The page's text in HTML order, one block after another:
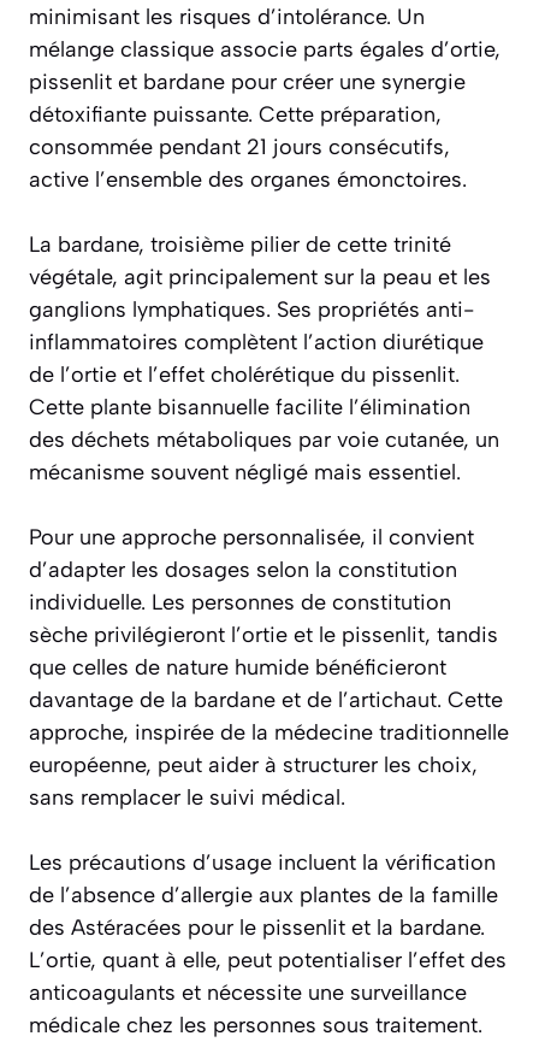
minimisant les risques d’intolérance. Un
mélange classique associe parts égales d’ortie,
pissenlit et bardane pour créer une synergie
détoxifiante puissante. Cette préparation,
consommée pendant 21 jours consécutifs,
active l’ensemble des organes émonctoires.
La bardane, troisième pilier de cette trinité
végétale, agit principalement sur la peau et les
ganglions lymphatiques. Ses propriétés anti-
inflammatoires complètent l’action diurétique
de l’ortie et l’effet cholérétique du pissenlit.
Cette plante bisannuelle facilite l’élimination
des déchets métaboliques par voie cutanée, un
mécanisme souvent négligé mais essentiel.
Pour une approche personnalisée, il convient
d’adapter les dosages selon la constitution
individuelle. Les personnes de constitution
sèche privilégieront l’ortie et le pissenlit, tandis
que celles de nature humide bénéficieront
davantage de la bardane et de l’artichaut. Cette
approche, inspirée de la médecine traditionnelle
européenne, peut aider à structurer les choix,
sans remplacer le suivi médical.
Les précautions d’usage incluent la vérification
de l’absence d’allergie aux plantes de la famille
des Astéracées pour le pissenlit et la bardane.
L’ortie, quant à elle, peut potentialiser l’effet des
anticoagulants et nécessite une surveillance
médicale chez les personnes sous traitement.